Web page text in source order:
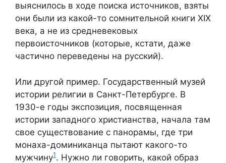
выяснилось в ходе поиска источников, взяты
они были из какой-то сомнительной книги XIX
века, а не из средневековых
первоисточников (которые, кстати, даже
частично переведены на русский).
Или другой пример. Государственный музей
истории религии в Санкт-Петербурге. В
1930-е годы экспозиция, посвященная
истории западного христианства, начала там
свое существование с панорамы, где три
монаха-доминиканца пытают какого-то
мужчину1. Нужно ли говорить, какой образ